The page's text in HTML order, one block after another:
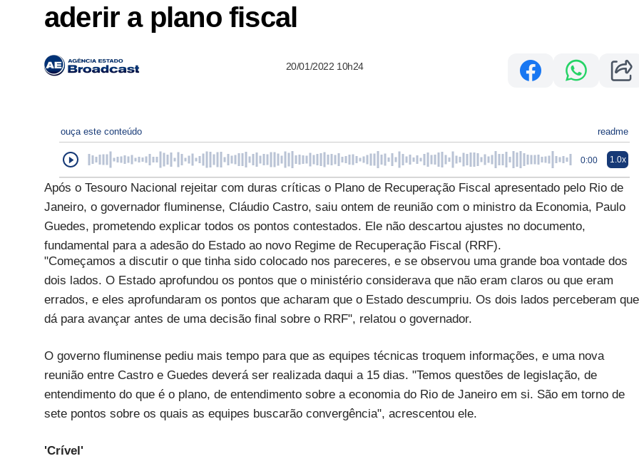
aderir a plano fiscal
20/01/2022 10h24
ouça este conteúdo readme
0:00 1.0x
Após o Tesouro Nacional rejeitar com duras críticas o Plano de Recuperação Fiscal apresentado pelo Rio de
Janeiro, o governador fluminense, Cláudio Castro, saiu ontem de reunião com o ministro da Economia, Paulo
Guedes, prometendo explicar todos os pontos contestados. Ele não descartou ajustes no documento,
fundamental para a adesão do Estado ao novo Regime de Recuperação Fiscal (RRF).
"Começamos a discutir o que tinha sido colocado nos pareceres, e se observou uma grande boa vontade dos
dois lados. O Estado aprofundou os pontos que o ministério considerava que não eram claros ou que eram
errados, e eles aprofundaram os pontos que acharam que o Estado descumpriu. Os dois lados perceberam que
dá para avançar antes de uma decisão final sobre o RRF", relatou o governador.
O governo fluminense pediu mais tempo para que as equipes técnicas troquem informações, e uma nova
reunião entre Castro e Guedes deverá ser realizada daqui a 15 dias. "Temos questões de legislação, de
entendimento do que é o plano, de entendimento sobre a economia do Rio de Janeiro em si. São em torno de
sete pontos sobre os quais as equipes buscarão convergência", acrescentou ele.
'Crível'